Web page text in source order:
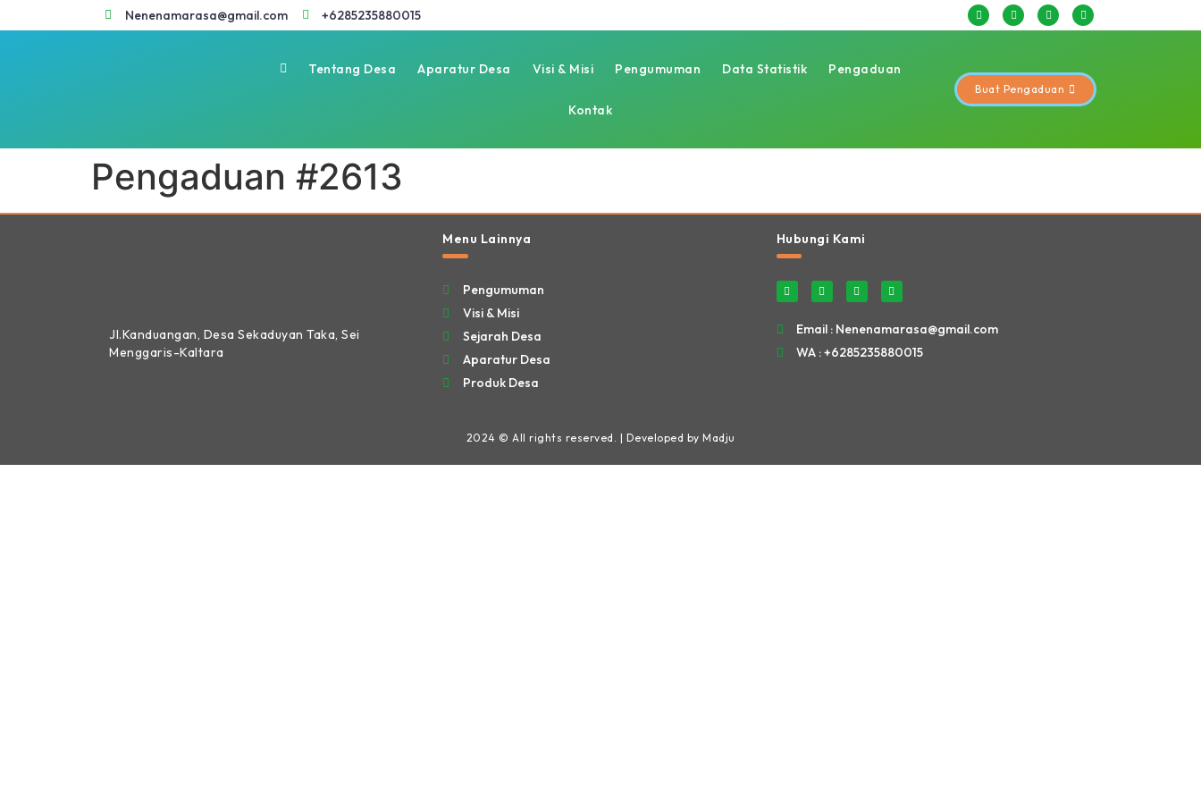
Nenenamarasa@gmail.com +6285235880015
Tentang Desa Aparatur Desa Visi & Misi Pengumuman Data Statistik Pengaduan
Kontak
Buat Pengaduan
Pengaduan #2613
Jl.Kanduangan, Desa Sekaduyan Taka, Sei
Menggaris-Kaltara
Menu Lainnya
Pengumuman
Visi & Misi
Sejarah Desa
Aparatur Desa
Produk Desa
Hubungi Kami
Email : Nenenamarasa@gmail.com
WA : +6285235880015
2024 © All rights reserved. | Developed by Madju